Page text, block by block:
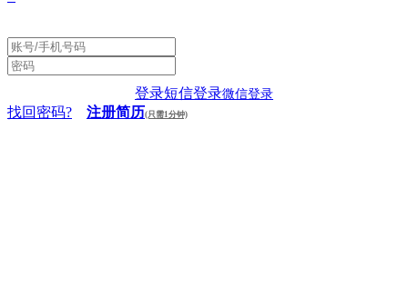
登录短信登录微信登录
找回密码? 注册简历(只需1分钟)